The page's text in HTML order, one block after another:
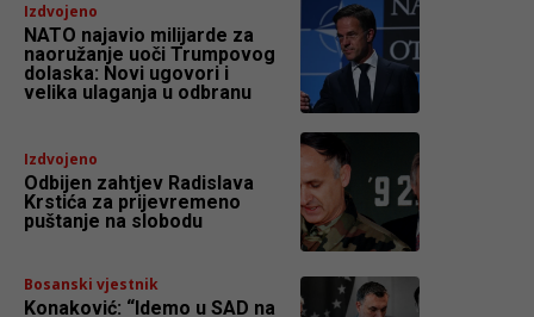
Izdvojeno
NATO najavio milijarde za
naoružanje uoči Trumpovog
dolaska: Novi ugovori i
velika ulaganja u odbranu
Izdvojeno
Odbijen zahtjev Radislava
Krstića za prijevremeno
puštanje na slobodu
Bosanski vjestnik
Konaković: “Idemo u SAD na